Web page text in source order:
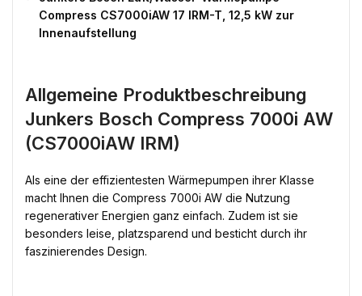
Compress CS7000iAW 17 IRM-T, 12,5 kW zur
Innenaufstellung
Allgemeine Produktbeschreibung
Junkers Bosch Compress 7000i AW
(CS7000iAW IRM)
Als eine der effizientesten Wärmepumpen ihrer Klasse
macht Ihnen die Compress 7000i AW die Nutzung
regenerativer Energien ganz einfach. Zudem ist sie
besonders leise, platzsparend und besticht durch ihr
faszinierendes Design.